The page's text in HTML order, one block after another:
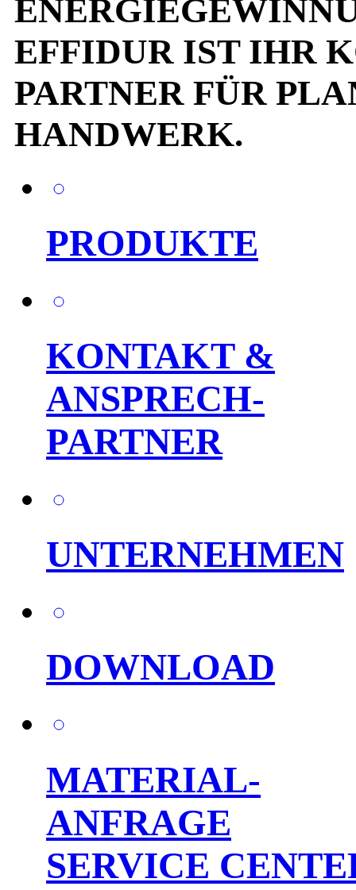
EFFIDUR IST IHR
PARTNER FÜR
HANDWERK.
PRODUKTE
KONTAKT &
ANSPRECH-
PARTNER
UNTERNEHMEN
DOWNLOAD
MATERIAL-
ANFRAGE
SERVICE